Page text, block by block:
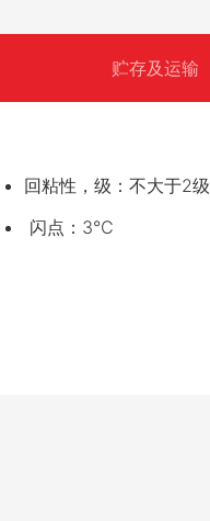
贮存及运输
回粘性，级：不大于2级
闪点：3℃